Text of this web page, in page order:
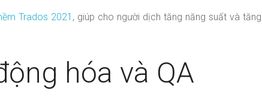
Trados 2021 , giúp cho người dịch tăng năng suất và tăng
hóa và QA